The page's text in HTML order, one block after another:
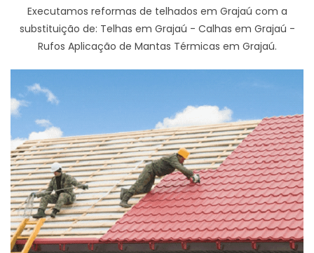
Executamos reformas de telhados em Grajaú com a
substituição de: Telhas em Grajaú - Calhas em Grajaú -
Rufos Aplicação de Mantas Térmicas em Grajaú.